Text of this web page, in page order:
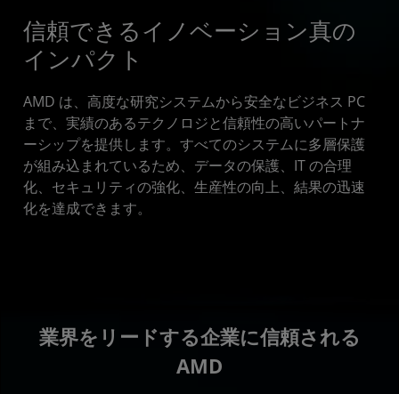
信頼できるイノベーション真の
インパクト
AMD は、高度な研究システムから安全なビジネス PC
まで、実績のあるテクノロジと信頼性の高いパートナ
ーシップを提供します。すべてのシステムに多層保護
が組み込まれているため、データの保護、IT の合理
化、セキュリティの強化、生産性の向上、結果の迅速
化を達成できます。
業界をリードする企業に信頼される
AMD